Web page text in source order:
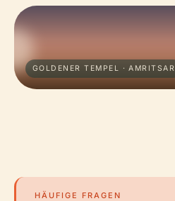
GOLDENER TEMPEL · AMRITSAR
HÄUFIGE FRAGEN